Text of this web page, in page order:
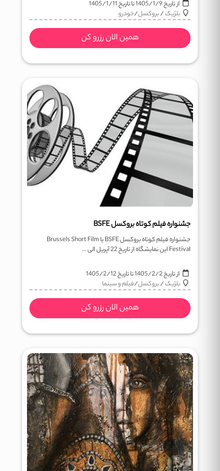
از تاریخ1405/1/9تا تاریخ1405/1/11
بلژیک/بروکسل/خودرو
همین الان رزرو کن
جشنواره فیلم کوتاه بروکسل BSFE
جشنواره فیلم کوتاه بروکسل BSFE یا Brussels Short Film
Festival این نمایشگاه از تاریخ 22 آپریل الی ...
از تاریخ1405/2/2تا تاریخ1405/2/12
بلژیک/بروکسل/فیلم و سینما
همین الان رزرو کن